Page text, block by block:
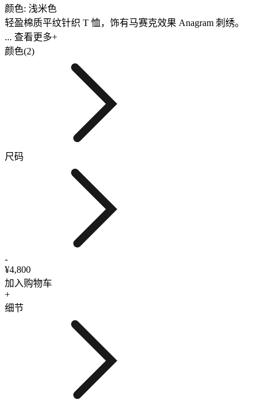
颜色: 浅米色
轻盈棉质平纹针织 T 恤，饰有马赛克效果 Anagram 刺绣。
... 查看更多+
颜色(2)
尺码
-
¥4,800
加入购物车
+
细节